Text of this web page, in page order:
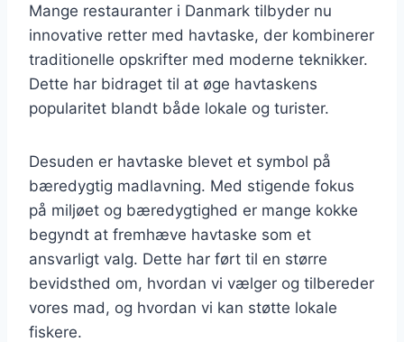
Mange restauranter i Danmark tilbyder nu
innovative retter med havtaske, der kombinerer
traditionelle opskrifter med moderne teknikker.
Dette har bidraget til at øge havtaskens
popularitet blandt både lokale og turister.
Desuden er havtaske blevet et symbol på
bæredygtig madlavning. Med stigende fokus
på miljøet og bæredygtighed er mange kokke
begyndt at fremhæve havtaske som et
ansvarligt valg. Dette har ført til en større
bevidsthed om, hvordan vi vælger og tilbereder
vores mad, og hvordan vi kan støtte lokale
fiskere.